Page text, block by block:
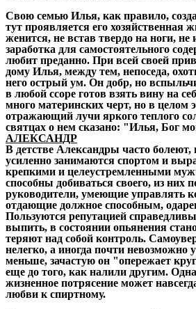
Свою семью Илья, как правило,
тут проявляется его хозяйственная
женится, не встав твердо на ноги, не
заработка для самостоятельного
любит преданно. При всей своей
дому Илья, между тем, непоседа,
него острый ум. Он добр, но
в любой ссоре готов взять вину на
много материнских черт, но в целом
отражающий лучи яркого теплого
святцах о нем сказано: "Илья, Бог
АЛЕКСАНДР
В детстве Александры часто болеют,
усиленно занимаются спортом и
крепкими и целеустремленными
способны добиваться своего, из них
руководители, умеющие управлять
отдающие должное способным,
Пользуются репутацией
выпить, в состоянии опьянения
теряют над собой контроль.
нелегко, а иногда почти невозможно
меньше, зачастую он "опережает
еще до того, как налили другим.
жизненное потрясение может
любви к спиртному.